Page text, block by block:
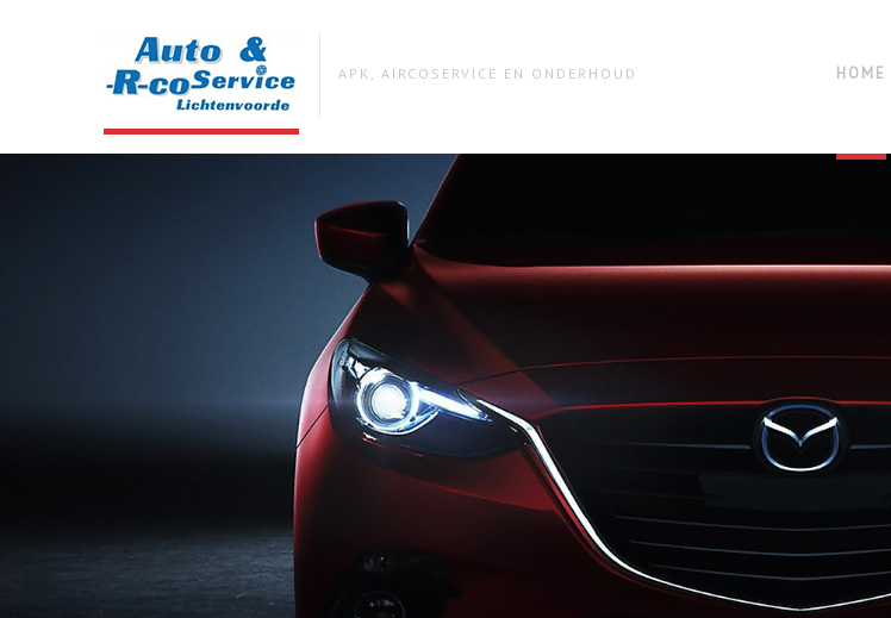
APK, AIRCOSERVICE EN ONDERHOUD HOME